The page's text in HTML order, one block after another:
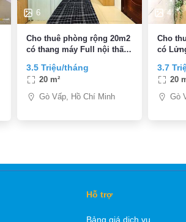
6
Cho thuê phòng rộng 20m2
có thang máy Full nội thất,
Quận Gò Vấp
3.5 Triệu/tháng
20 m²
Gò Vấp, Hồ Chí Minh
4
Cho
có
Thọ,
3.7
20
Gò
Hỗ trợ
Bảng giá dịch vụ